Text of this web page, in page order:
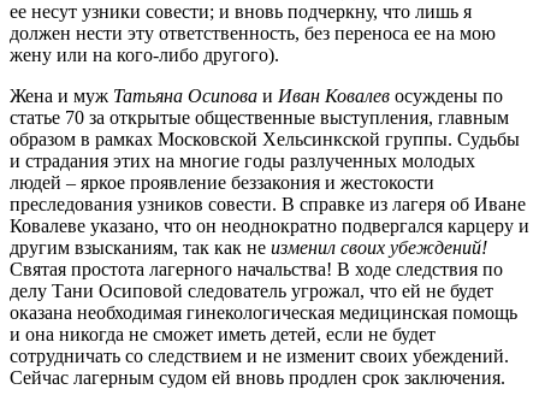
ее несут узники совести; и вновь подчеркну, что лишь я
должен нести эту ответственность, без переноса ее на мою
жену или на кого-либо другого).
Жена и муж Татьяна Осипова и Иван Ковалев осуждены по
статье 70 за открытые общественные выступления, главным
образом в рамках Московской Хельсинкской группы. Судьбы
и страдания этих на многие годы разлученных молодых
людей – яркое проявление беззакония и жестокости
преследования узников совести. В справке из лагеря об Иване
Ковалеве указано, что он неоднократно подвергался карцеру и
другим взысканиям, так как не изменил своих убеждений!
Святая простота лагерного начальства! В ходе следствия по
делу Тани Осиповой следователь угрожал, что ей не будет
оказана необходимая гинекологическая медицинская помощь
и она никогда не сможет иметь детей, если не будет
сотрудничать со следствием и не изменит своих убеждений.
Сейчас лагерным судом ей вновь продлен срок заключения.